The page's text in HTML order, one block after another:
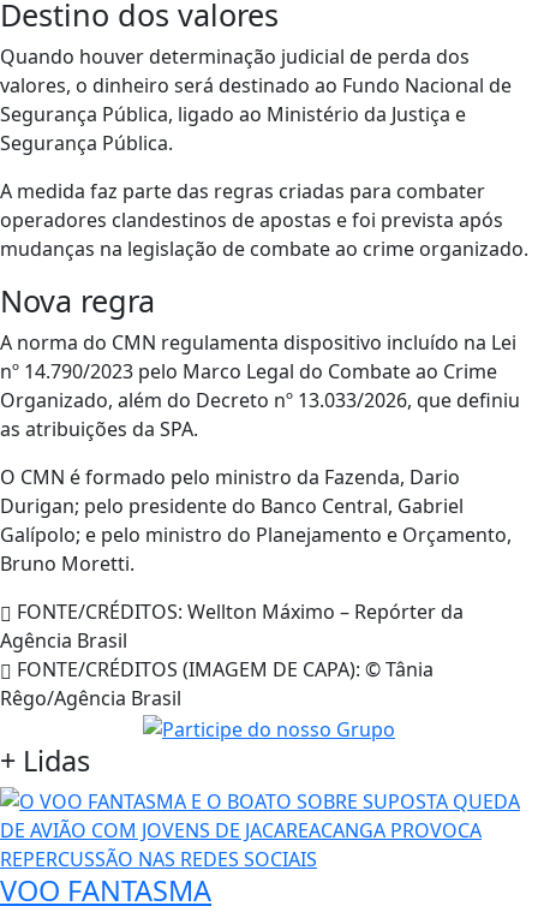
Destino dos valores
Quando houver determinação judicial de perda dos
valores, o dinheiro será destinado ao Fundo Nacional de
Segurança Pública, ligado ao Ministério da Justiça e
Segurança Pública.
A medida faz parte das regras criadas para combater
operadores clandestinos de apostas e foi prevista após
mudanças na legislação de combate ao crime organizado.
Nova regra
A norma do CMN regulamenta dispositivo incluído na Lei
nº 14.790/2023 pelo Marco Legal do Combate ao Crime
Organizado, além do Decreto nº 13.033/2026, que definiu
as atribuições da SPA.
O CMN é formado pelo ministro da Fazenda, Dario
Durigan; pelo presidente do Banco Central, Gabriel
Galípolo; e pelo ministro do Planejamento e Orçamento,
Bruno Moretti.
FONTE/CRÉDITOS: Wellton Máximo – Repórter da
Agência Brasil
FONTE/CRÉDITOS (IMAGEM DE CAPA): © Tânia
Rêgo/Agência Brasil
+ Lidas
VOO FANTASMA